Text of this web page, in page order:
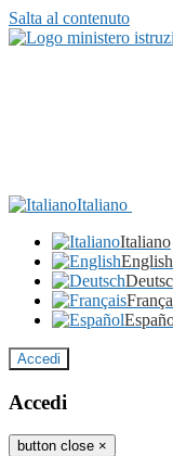
Salta al contenuto
Italiano
Italiano
English
Accedi
Accedi
button close ×